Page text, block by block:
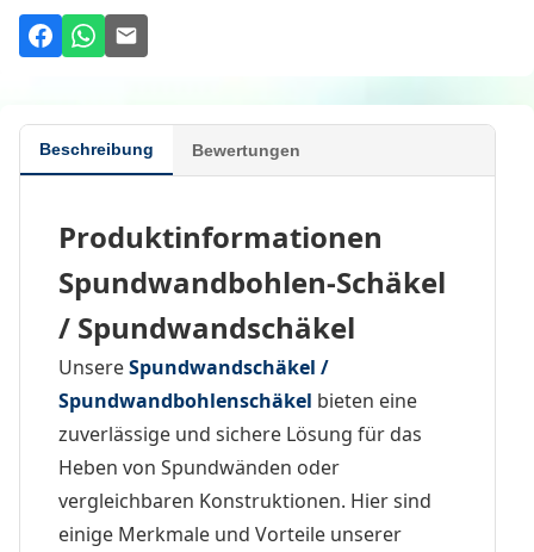
Beschreibung Bewertungen
Produktinformationen
Spundwandbohlen-Schäkel
/ Spundwandschäkel
UnsereSpundwandschäkel /
Spundwandbohlenschäkel bieten eine
zuverlässige und sichere Lösung für das
Heben von Spundwänden oder
vergleichbaren Konstruktionen. Hier sind
einige Merkmale und Vorteile unserer